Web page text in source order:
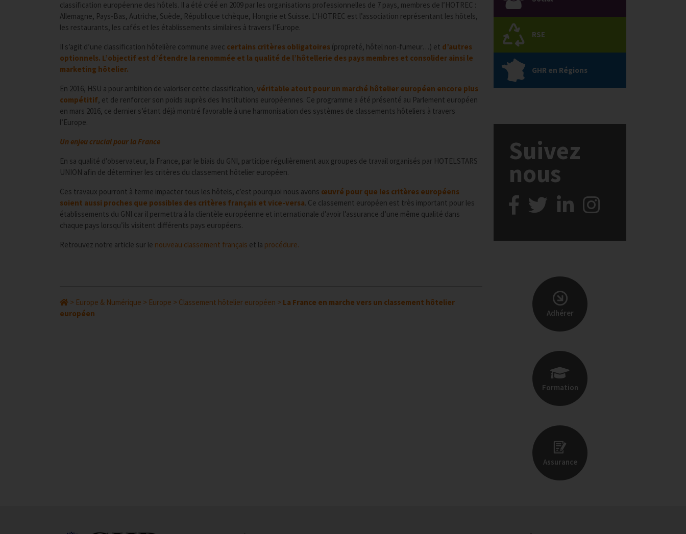
classification européenne des hôtels. Il a été créé en 2009 par les organisations professionnelles de 7 pays, membres de l’HOTREC :
Allemagne, Pays-Bas, Autriche, Suède, République tchèque, Hongrie et Suisse. L’HOTREC est l’association représentant les hôtels,
les restaurants, les cafés et les établissements similaires à travers l’Europe.
Il s’agit d’une classification hôtelière commune avec certains critères obligatoires (propreté, hôtel non-fumeur…) et d’autres
optionnels. L’objectif est d’étendre la renommée et la qualité de l’hôtellerie des pays membres et consolider ainsi le
marketing hôtelier.
En 2016, HSU a pour ambition de valoriser cette classification, véritable atout pour un marché hôtelier européen encore plus
compétitif, et de renforcer son poids auprès des Institutions européennes. Ce programme a été présenté au Parlement européen
en mars 2016, ce dernier s’étant déjà montré favorable à une harmonisation des systèmes de classements hôteliers à travers
l’Europe.
Un enjeu crucial pour la France
En sa qualité d’observateur, la France, par le biais du GNI, participe régulièrement aux groupes de travail organisés par HOTELSTARS
UNION afin de déterminer les critères du classement hôtelier européen.
Ces travaux pourront à terme impacter tous les hôtels, c’est pourquoi nous avons œuvré pour que les critères européens
soient aussi proches que possibles des critères français et vice-versa. Ce classement européen est très important pour les
établissements du GNI car il permettra à la clientèle européenne et internationale d’avoir l’assurance d’une même qualité dans
chaque pays lorsqu’ils visitent différents pays européens.
Retrouvez notre article sur le nouveau classement français et la procédure.
> Europe & Numérique > Europe > Classement hôtelier européen > La France en marche vers un classement hôtelier
européen
RSE
GHR en Régions
Suivez
nous
Adhérer
Formation
Assurance